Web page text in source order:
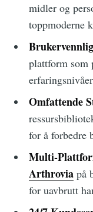
midler og
toppmoderne
plattform som
Omfattende
for å forbedre
Multi-
Arthroviapå
for uavbrutt